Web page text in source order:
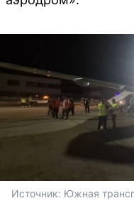
Источник: Южная